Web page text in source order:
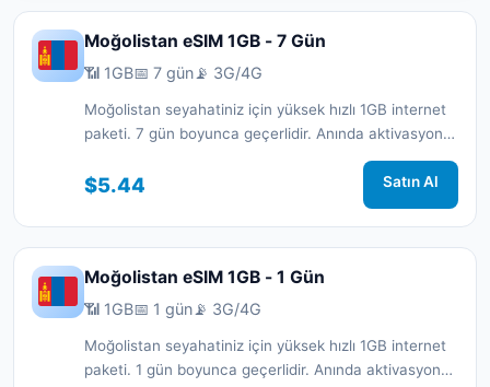
Moğolistan eSIM 1GB - 7 Gün
📶 1GB📅 7 gün📡 3G/4G
Moğolistan seyahatiniz için yüksek hızlı 1GB internet
paketi. 7 gün boyunca geçerlidir. Anında aktivasyon
$5.44 Satın Al
Moğolistan eSIM 1GB - 1 Gün
📶 1GB📅 1 gün📡 3G/4G
Moğolistan seyahatiniz için yüksek hızlı 1GB internet
paketi. 1 gün boyunca geçerlidir. Anında aktivasyon